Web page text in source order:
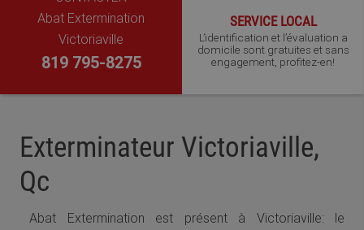
Abat Extermination
Victoriaville
819 795-8275
SERVICE LOCAL
L’identification et l’évaluation a
domicile sont gratuites et sans
engagement, profitez-en!
Exterminateur Victoriaville,
Qc
Abat Extermination est présent à Victoriaville: le